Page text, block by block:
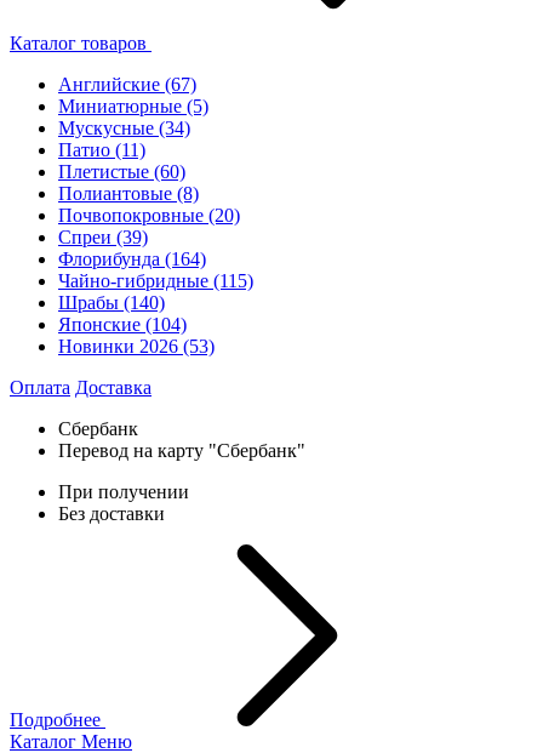
Каталог товаров
Английские (67)
Миниатюрные (5)
Мускусные (34)
Патио (11)
Плетистые (60)
Полиантовые (8)
Почвопокровные (20)
Спреи (39)
Флорибунда (164)
Чайно-гибридные (115)
Шрабы (140)
Японские (104)
Новинки 2026 (53)
Оплата Доставка
Сбербанк
Перевод на карту "Сбербанк"
При получении
Без доставки
Подробнее
Каталог Меню